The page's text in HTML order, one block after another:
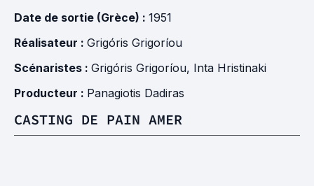
Date de sortie (Grèce) : 1951
Réalisateur : Grigóris Grigoríou
Scénaristes : Grigóris Grigoríou, Inta Hristinaki
Producteur : Panagiotis Dadiras
CASTING DE PAIN AMER